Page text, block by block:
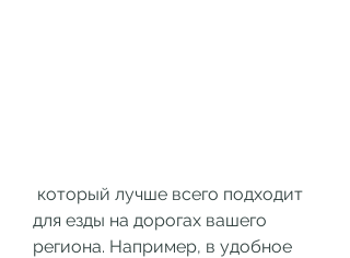
для езды на дорогах вашего
региона. Например, в удобное